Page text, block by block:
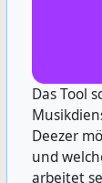
Das Tool
Deezer
und
arbeitet